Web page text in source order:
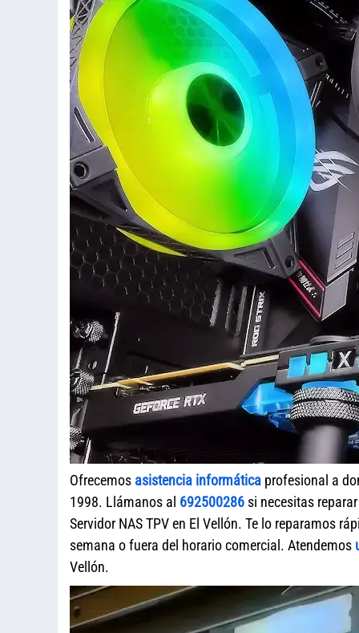
Ofrecemos asistencia informática profesional a
1998. Llámanos al 692500286 si necesitas
Servidor NAS TPV en El Vellón. Te lo reparamos
semana o fuera del horario comercial. Atendemos
Vellón.